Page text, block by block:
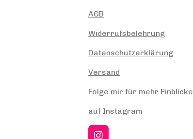
AGB
Widerrufsbelehrung
Datenschutzerklärung
Versand
Folge mir für mehr Einblicke
auf Instagram